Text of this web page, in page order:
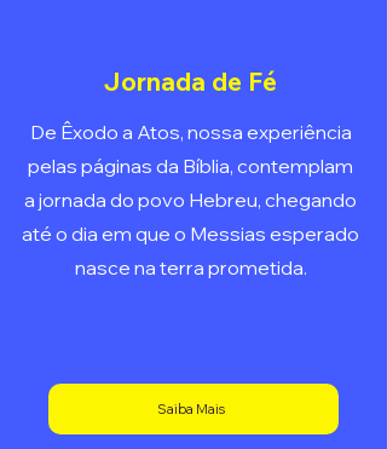
Jornada de Fé
De Êxodo a Atos, nossa experiência
pelas páginas da Bíblia, contemplam
a jornada do povo Hebreu, chegando
até o dia em que o Messias esperado
nasce na terra prometida.
Saiba Mais